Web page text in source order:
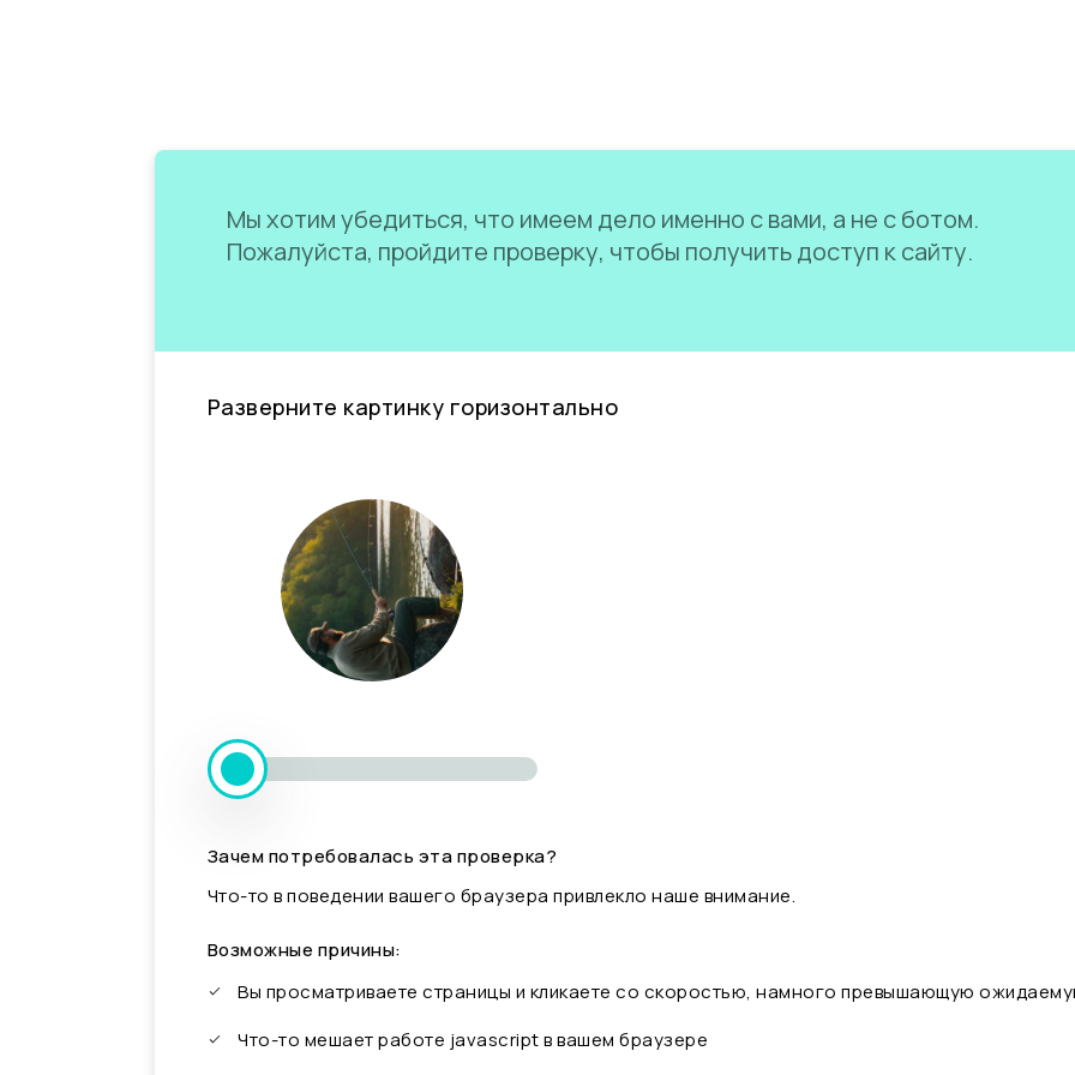
Мы хотим убедиться, что имеем дело именно с вами, а не с ботом.
Пожалуйста, пройдите проверку, чтобы получить доступ к сайту.
Разверните картинку горизонтально
Зачем потребовалась эта проверка?
Что-то в поведении вашего браузера привлекло наше внимание.
Возможные причины:
Вы просматриваете страницы и кликаете со скоростью, намного превышающую
Что-то мешает работе javascript в вашем браузере